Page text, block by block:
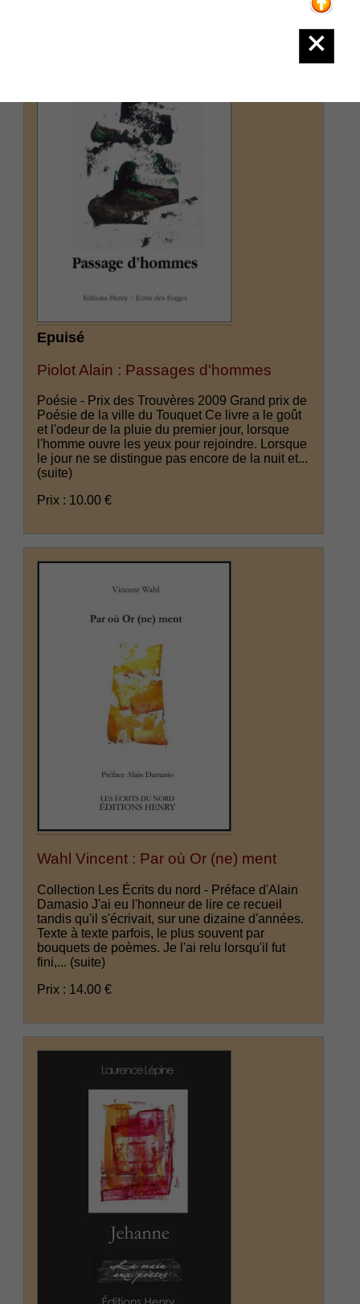
Epuisé
Piolot Alain : Passages d'hommes
Poésie - Prix des Trouvères 2009 Grand prix de
Poésie de la ville du Touquet Ce livre a le goût
et l'odeur de la pluie du premier jour, lorsque
l'homme ouvre les yeux pour rejoindre. Lorsque
le jour ne se distingue pas encore de la nuit et...
(suite)
Prix : 10.00 €
Wahl Vincent : Par où Or (ne) ment
Collection Les Écrits du nord - Préface d'Alain
Damasio J'ai eu l'honneur de lire ce recueil
tandis qu'il s'écrivait, sur une dizaine d'années.
Texte à texte parfois, le plus souvent par
bouquets de poèmes. Je l'ai relu lorsqu'il fut
fini,... (suite)
Prix : 14.00 €